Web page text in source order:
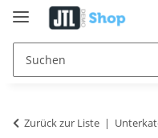
Zurück zur Liste